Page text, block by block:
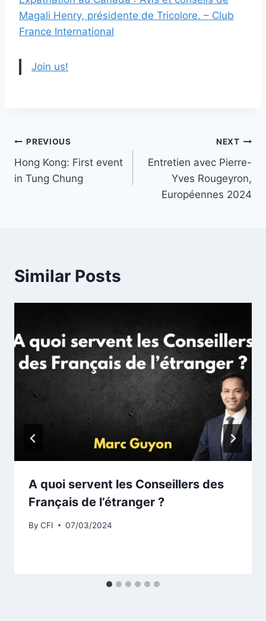
Magali Henry, présidente de Tricolore. – Club
France International
Join us!
Post
navigation
PREVIOUS
Hong Kong: First event
in Tung Chung
NEXT
Entretien avec Pierre-
Yves Rougeyron,
Européennes 2024
Similar Posts
A quoi servent les Conseillers des
Français de l’étranger ?
By CFI 07/03/2024